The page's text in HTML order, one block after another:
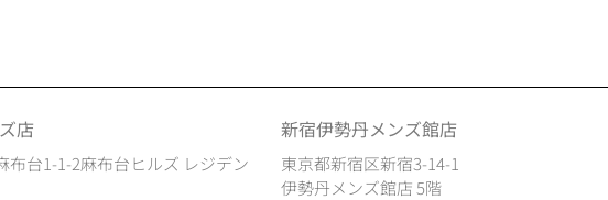
店
布台1-1-2麻布台ヒルズ レジデン
新宿伊勢丹メンズ館店
東京都新宿区新宿3-14-1
伊勢丹メンズ館店 5階